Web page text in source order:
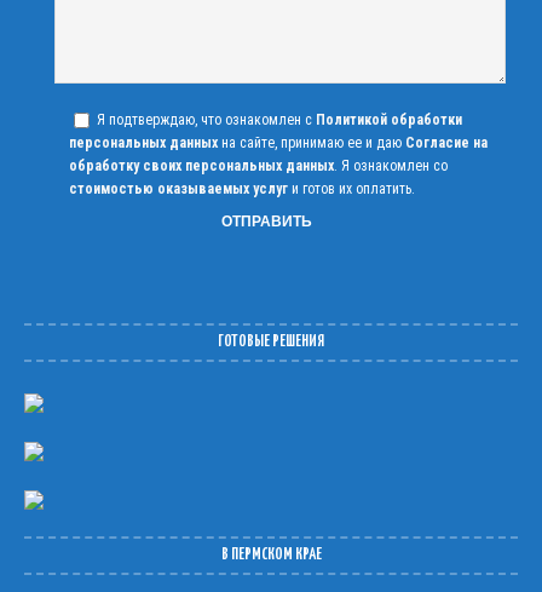
Я подтверждаю, что ознакомлен с Политикой обработки
персональных данных на сайте, принимаю ее и даю Согласие на
обработку своих персональных данных. Я ознакомлен со
стоимостью оказываемых услуг и готов их оплатить.
ГОТОВЫЕ РЕШЕНИЯ
В ПЕРМСКОМ КРАЕ